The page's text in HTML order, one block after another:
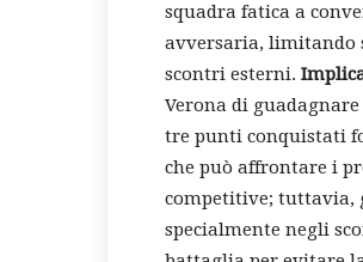
squadra fatica a
avversaria, limitando
scontri esterni.
Verona di
tre punti conquistati
che può affrontare i
competitive; tuttavia,
specialmente negli